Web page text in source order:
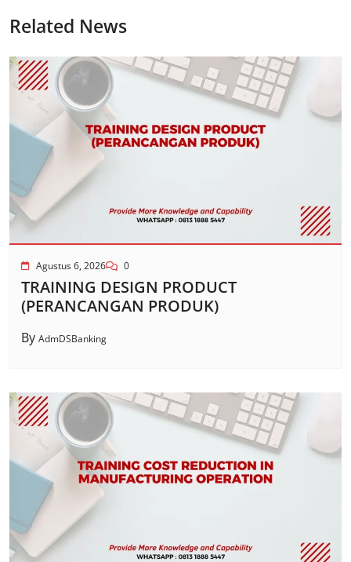
Related News
Agustus 6, 2026 0
TRAINING DESIGN PRODUCT
(PERANCANGAN PRODUK)
By AdmDSBanking